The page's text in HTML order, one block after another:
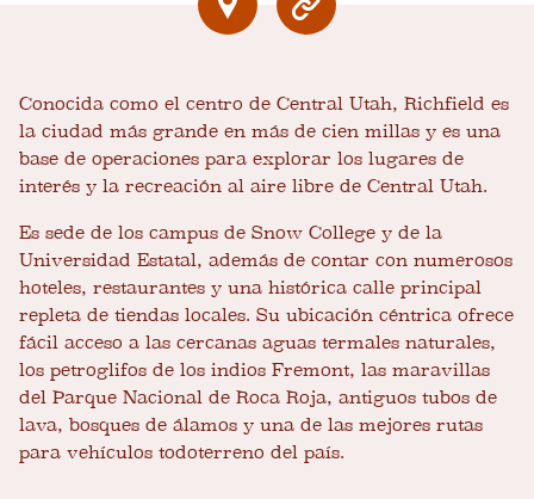
Conocida como el centro de Central Utah, Richfield es
la ciudad más grande en más de cien millas y es una
base de operaciones para explorar los lugares de
interés y la recreación al aire libre de Central Utah.
Es sede de los campus de Snow College y de la
Universidad Estatal, además de contar con numerosos
hoteles, restaurantes y una histórica calle principal
repleta de tiendas locales. Su ubicación céntrica ofrece
fácil acceso a las cercanas aguas termales naturales,
los petroglifos de los indios Fremont, las maravillas
del Parque Nacional de Roca Roja, antiguos tubos de
lava, bosques de álamos y una de las mejores rutas
para vehículos todoterreno del país.